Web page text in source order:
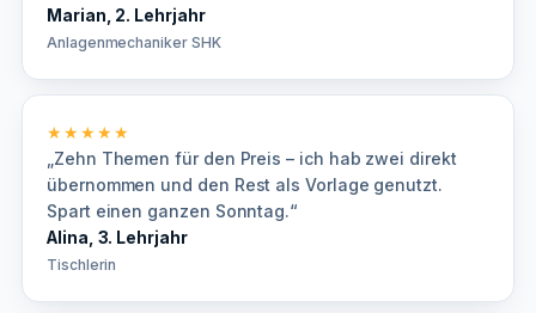
Marian, 2. Lehrjahr
Anlagenmechaniker SHK
★★★★★
„Zehn Themen für den Preis – ich hab zwei direkt
übernommen und den Rest als Vorlage genutzt.
Spart einen ganzen Sonntag.“
Alina, 3. Lehrjahr
Tischlerin